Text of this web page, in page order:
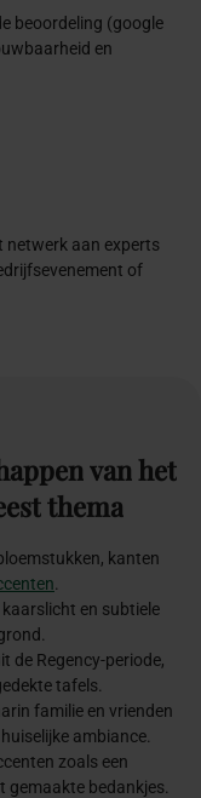
beoordeling (google
en
netwerk aan experts
of
vanhet
thema
kanten
en subtiele
de Regency-periode,
tafels.
familie en vrienden
ambiance.
zoals een
bedankjes.